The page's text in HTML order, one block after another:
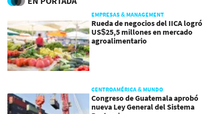
EMPRESAS & MANAGEMENT
Rueda de negocios del IICA logró
US$25,5 millones en mercado
agroalimentario
CENTROAMÉRICA & MUNDO
Congreso de Guatemala aprobó
nueva Ley General del Sistema